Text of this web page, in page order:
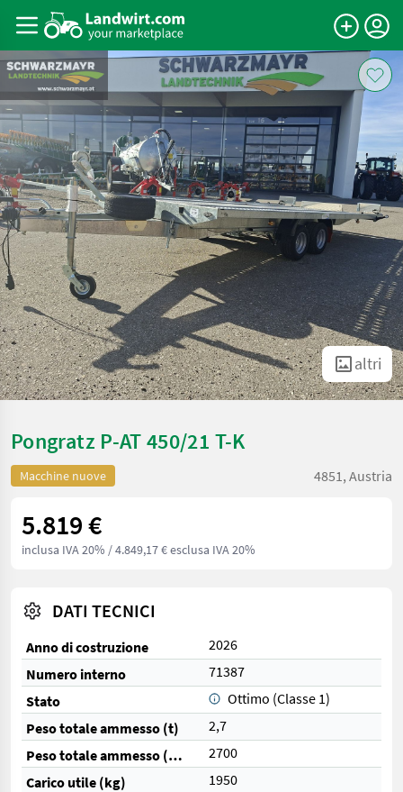
altri
Pongratz P-AT 450/21 T-K
Macchine nuove 4851, Austria
5.819 €
inclusa IVA 20% / 4.849,17 € esclusa IVA 20%
DATI TECNICI
Anno di costruzione
2026
Numero interno
71387
Stato
Ottimo (Classe 1)
Peso totale ammesso (t)
2,7
Peso totale ammesso (kg)
2700
Carico utile (kg)
1950